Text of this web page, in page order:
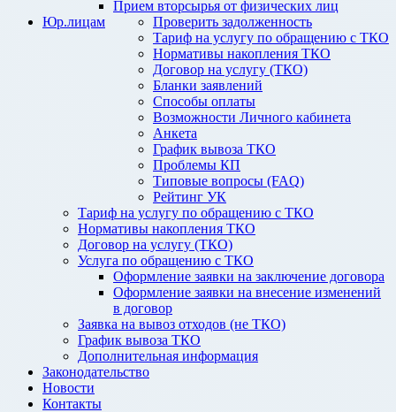
Прием вторсырья от физических лиц
Проверить задолженность
Тариф на услугу по обращению с ТКО
Нормативы накопления ТКО
Договор на услугу (ТКО)
Бланки заявлений
Способы оплаты
Возможности Личного кабинета
Анкета
График вывоза ТКО
Проблемы КП
Типовые вопросы (FAQ)
Рейтинг УК
Юр.лицам
Тариф на услугу по обращению с ТКО
Нормативы накопления ТКО
Договор на услугу (ТКО)
Услуга по обращению с ТКО
Оформление заявки на заключение договора
Оформление заявки на внесение изменений
в договор
Заявка на вывоз отходов (не ТКО)
График вывоза ТКО
Дополнительная информация
Законодательство
Новости
Контакты